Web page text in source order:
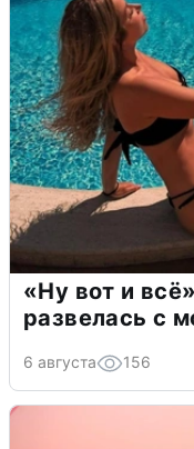
«Ну вот и
развелась с
6 августа 156